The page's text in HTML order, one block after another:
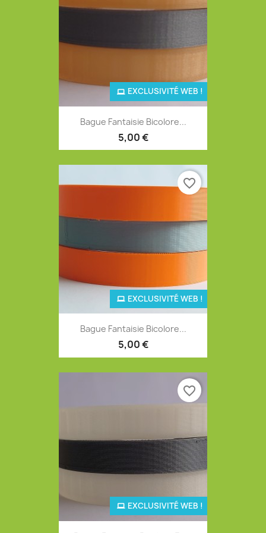
Bague Fantaisie Bicolore...
5,00 €
EXCLUSIVITÉ WEB !
Bague Fantaisie Bicolore...
5,00 €
EXCLUSIVITÉ WEB !
favorite_border
EXCLUSIVITÉ WEB !
favorite_border